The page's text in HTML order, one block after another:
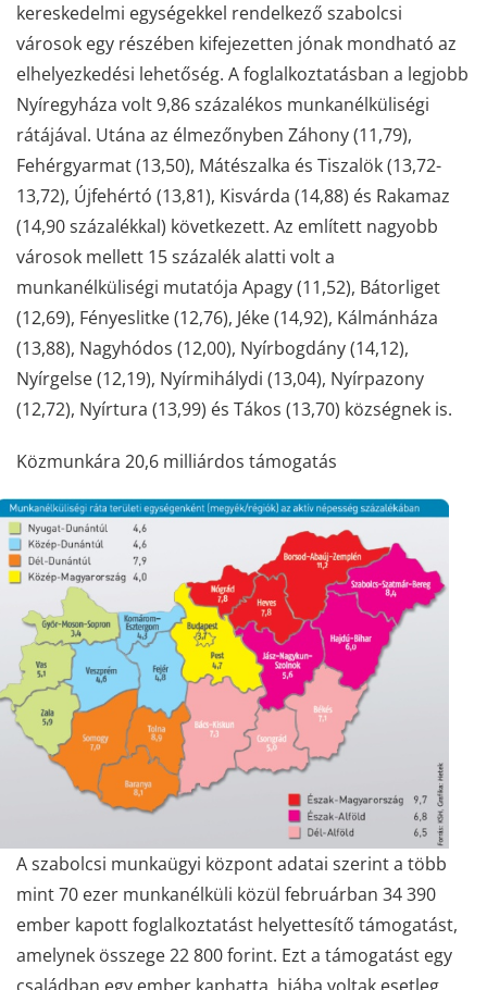
kereskedelmi egységekkel rendelkező szabolcsi
városok egy részében kifejezetten jónak mondható az
elhelyezkedési lehetőség. A foglalkoztatásban a legjobb
Nyíregyháza volt 9,86 százalékos munkanélküliségi
rátájával. Utána az élmezőnyben Záhony (11,79),
Fehérgyarmat (13,50), Mátészalka és Tiszalök (13,72-
13,72), Újfehértó (13,81), Kisvárda (14,88) és Rakamaz
(14,90 százalékkal) következett. Az említett nagyobb
városok mellett 15 százalék alatti volt a
munkanélküliségi mutatója Apagy (11,52), Bátorliget
(12,69), Fényeslitke (12,76), Jéke (14,92), Kálmánháza
(13,88), Nagyhódos (12,00), Nyírbogdány (14,12),
Nyírgelse (12,19), Nyírmihálydi (13,04), Nyírpazony
(12,72), Nyírtura (13,99) és Tákos (13,70) községnek is.
Közmunkára 20,6 milliárdos támogatás
A szabolcsi munkaügyi központ adatai szerint a több
mint 70 ezer munkanélküli közül februárban 34 390
ember kapott foglalkoztatást helyettesítő támogatást,
amelynek összege 22 800 forint. Ezt a támogatást egy